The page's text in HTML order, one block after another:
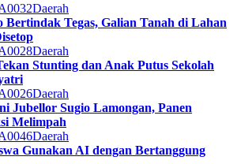
Daerah
Bertindak Tegas, Galian Tanah di Lahan
Daerah
Stunting dan Anak Putus Sekolah
Daerah
Jubellor Sugio Lamongan, Panen
Melimpah
Daerah
Gunakan AI dengan Bertanggung